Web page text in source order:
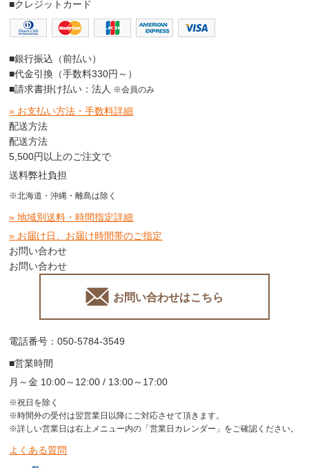
■クレジットカード
■銀行振込（前払い）
■代金引換（手数料330円～）
■請求書掛け払い：法人 ※会員のみ
» お支払い方法・手数料詳細
配送方法
配送方法
5,500円以上のご注文で
送料弊社負担
※北海道・沖縄・離島は除く
» 地域別送料・時間指定詳細
» お届け日、お届け時間帯のご指定
お問い合わせ
お問い合わせ
お問い合わせはこちら
電話番号：050-5784-3549
■営業時間
月～金 10:00～12:00 / 13:00～17:00
※祝日を除く
※時間外の受付は翌営業日以降にご対応させて頂きます。
※詳しい営業日は右上メニュー内の「営業日カレンダー」をご確認ください。
よくある質問